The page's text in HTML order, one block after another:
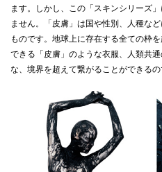
ます。しかし、この「スキンシリーズ
ません。「皮膚」は国や性別、人種な
ものです。地球上に存在する全ての枠
できる「皮膚」のような衣服、人類共
な、境界を超えて繋がることができるの